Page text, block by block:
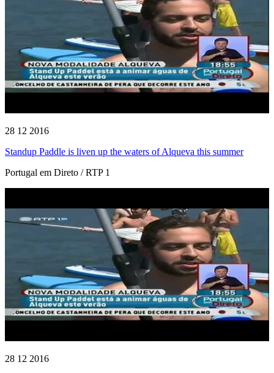
28 12 2016
Standup Paddle is liven up the waters of Alqueva this summer
Portugal em Direto / RTP 1
28 12 2016